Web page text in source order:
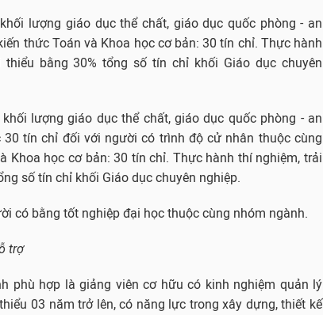
lượng giáo dục thể chất, giáo dục quốc phòng - an
thức Toán và Khoa học cơ bản: 30 tín chỉ. Thực hành
bằng 30% tổng số tín chỉ khối Giáo dục chuyên
lượng giáo dục thể chất, giáo dục quốc phòng - an
30 tín chỉ đối với người có trình độ cử nhân thuộc cùng
Khoa học cơ bản: 30 tín chỉ. Thực hành thí nghiệm, trải
số tín chỉ khối Giáo dục chuyên nghiệp.
có bằng tốt nghiệp đại học thuộc cùng nhóm ngành.
trợ
phù hợp là giảng viên cơ hữu có kinh nghiệm quản lý
03 năm trở lên, có năng lực trong xây dựng, thiết kế